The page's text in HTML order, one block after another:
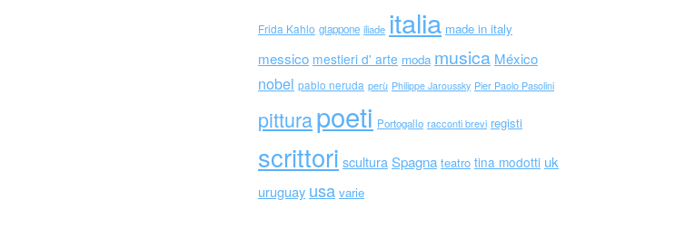
Frida Kahlo giappone iliade italia made in italy
messico mestieri d' arte moda musica México
nobel pablo neruda perù Philippe Jaroussky Pier Paolo Pasolini
pitturapoeti Portogallo racconti brevi registi
scrittori scultura Spagna teatro tina modotti uk
uruguay usa varie